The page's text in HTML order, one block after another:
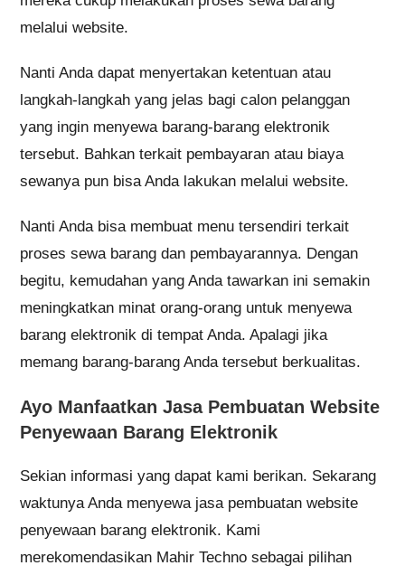
melalui website.
Nanti Anda dapat menyertakan ketentuan atau
langkah-langkah yang jelas bagi calon pelanggan
yang ingin menyewa barang-barang elektronik
tersebut. Bahkan terkait pembayaran atau biaya
sewanya pun bisa Anda lakukan melalui website.
Nanti Anda bisa membuat menu tersendiri terkait
proses sewa barang dan pembayarannya. Dengan
begitu, kemudahan yang Anda tawarkan ini semakin
meningkatkan minat orang-orang untuk menyewa
barang elektronik di tempat Anda. Apalagi jika
memang barang-barang Anda tersebut berkualitas.
Ayo Manfaatkan Jasa Pembuatan Website
Penyewaan Barang Elektronik
Sekian informasi yang dapat kami berikan. Sekarang
waktunya Anda menyewa jasa pembuatan website
penyewaan barang elektronik. Kami
merekomendasikan Mahir Techno sebagai pilihan